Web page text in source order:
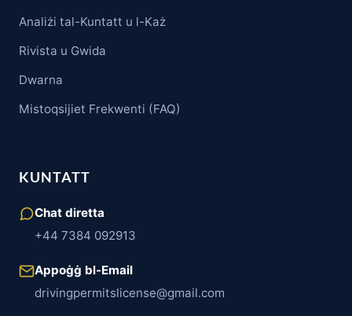
Analiżi tal-Kuntatt u l-Każ
Rivista u Gwida
Dwarna
Mistoqsijiet Frekwenti (FAQ)
KUNTATT
Chat diretta
+44 7384 092913
Appoġġ bl-Email
drivingpermitslicense@gmail.com